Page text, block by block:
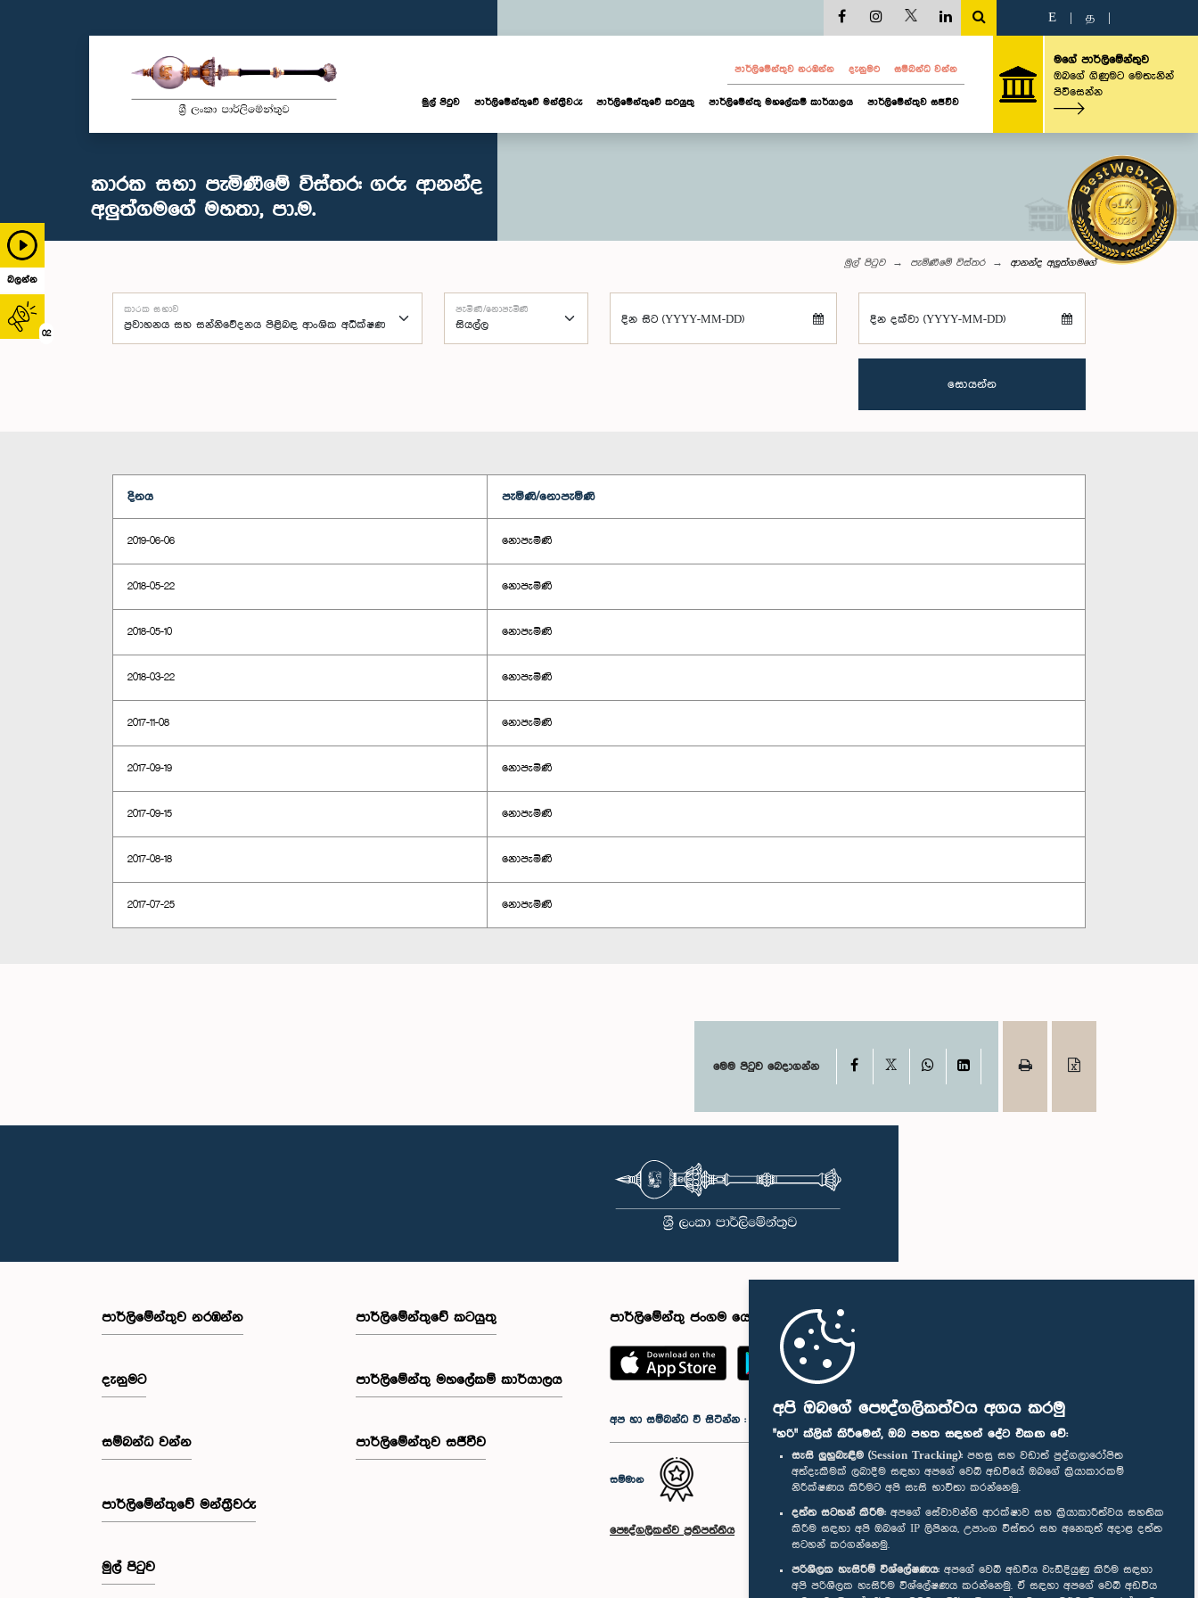
අපි ඔබගේ පෞද්ගලිකත්වය අගය කරමු
"හරි" ක්ලික් කිරීමෙන්, ඔබ පහත සඳහන් දේට එකඟ වේ:
සැසි ලුහුබැඳීම (Session Tracking): පහසු සහ වඩාත් පුද්ගලාරෝපිත
අත්දැකීමක් ලබාදීම සඳහා අපගේ වෙබ් අඩවියේ ඔබගේ ක්‍රියාකාරකම්
නිරීක්ෂණය කිරීමට අපි සැසි භාවිතා කරන්නෙමු.
දත්ත සටහන් කිරීම: අපගේ සේවාවන්හි ආරක්ෂාව සහ ක්‍රියාකාරීත්වය සහතික
කිරීම සඳහා අපි ඔබගේ IP ලිපිනය, උපාංග විස්තර සහ අනෙකුත් අදාළ දත්ත
සටහන් කරගන්නෙමු.
පරිශීලක හැසිරීම් විශ්ලේෂණය: අපගේ වෙබ් අඩවිය වැඩිදියුණු කිරීම සඳහා
අපි පරිශීලක හැසිරීම විශ්ලේෂණය කරන්නෙමු. ඒ සඳහා අපගේ වෙබ් අඩවිය
බලන්න
02
E த
පාර්ලි‌මේන්තුව නරඹන්න දැනුමට සම්බන්ධ වන්න
මුල් පිටුව පාර්ලි‌මේන්තුවේ මන්ත්‍රීවරු පාර්ලිමේන්තුවේ කටයුතු පාර්ලිමේන්තු මහලේකම් කාර්යාලය පාර්ලිමේන්තුව සජීවීව
මගේ පාර්ලිමේන්තුව
ඔබගේ ගිණුමට මෙතැනින්
පිවිසෙන්න
කාරක සභා පැමිණීමේ විස්තර: ගරු ආනන්ද
අලුත්ගමගේ මහතා, පා.ම.
මුල් පිටුව පැමිණීමේ විස්තර ආනන්ද අලුත්ගමගේ
කාරක සභාව පැමිණි/නොපැමිණි
දින සිට (YYYY-MM-DD) දින දක්වා (YYYY-MM-DD)
සොයන්න
දිනය පැමිණි/නොපැමිණි
2019-06-06 නොපැමිණි
2018-05-22 නොපැමිණි
2018-05-10 නොපැමිණි
2018-03-22 නොපැමිණි
2017-11-08 නොපැමිණි
2017-09-19 නොපැමිණි
2017-09-15 නොපැමිණි
2017-08-18 නොපැමිණි
2017-07-25 නොපැමිණි
මෙම පිටුව බෙදාගන්න Facebook WhatsAppLinkedIn
පාර්ලි‌මේන්තුව නරඹන්න
දැනුමට
සම්බන්ධ වන්න
පාර්ලි‌මේන්තුවේ මන්ත්‍රීවරු
මුල් පිටුව
පාර්ලිමේන්තුවේ කටයුතු
පාර්ලිමේන්තු මහලේකම් කාර්යාලය
පාර්ලිමේන්තුව සජීවීව
පාර්ලිමේන්තු ජංගම යෙදුම
අප හා සම්බන්ධ වී සිටින්න :
සම්මාන
පෞද්ගලිකත්ව ප්‍රතිපත්තිය